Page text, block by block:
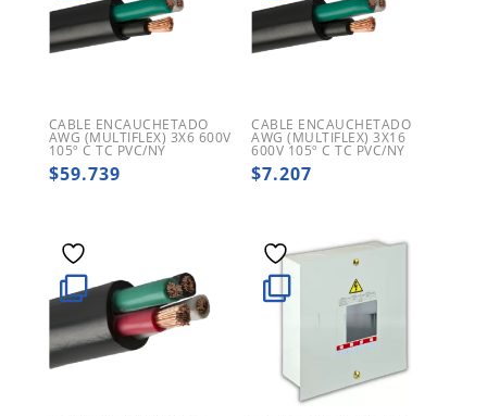
CABLE ENCAUCHETADO
AWG (MULTIFLEX) 3X6 600V
105º C TC PVC/NY
$59.739
CABLE ENCAUCHETADO
AWG (MULTIFLEX) 3X16
600V 105º C TC PVC/NY
$7.207